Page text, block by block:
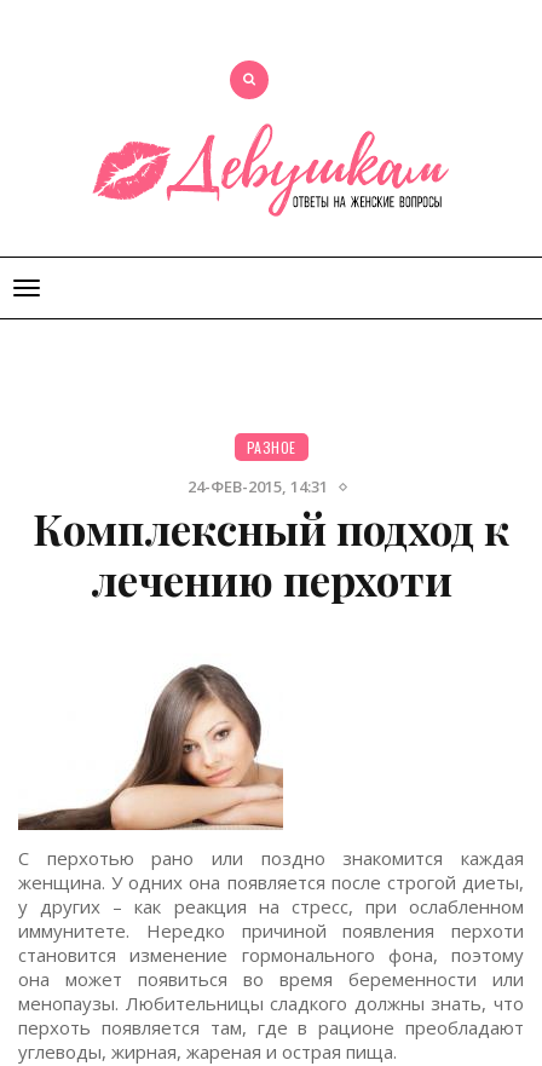
Открыть
меню
РАЗНОЕ
24-ФЕВ-2015, 14:31
Комплексный подход к
лечению перхоти
С перхотью рано или поздно знакомится каждая
женщина. У одних она появляется после строгой диеты,
у других – как реакция на стресс, при ослабленном
иммунитете. Нередко причиной появления перхоти
становится изменение гормонального фона, поэтому
она может появиться во время беременности или
менопаузы. Любительницы сладкого должны знать, что
перхоть появляется там, где в рационе преобладают
углеводы, жирная, жареная и острая пища.